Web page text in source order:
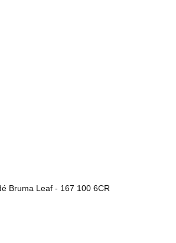
Bruma Leaf - 167 100 6CR